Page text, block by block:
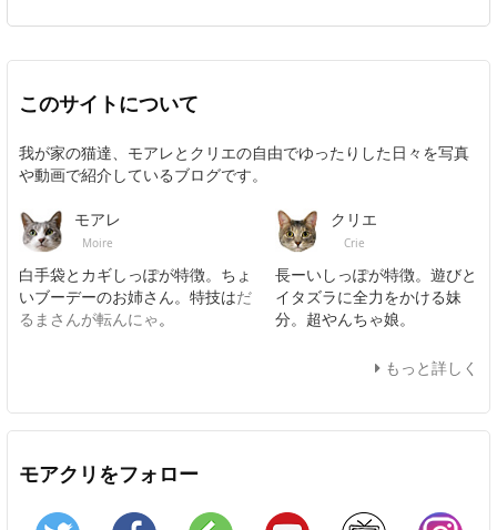
このサイトについて
我が家の猫達、モアレとクリエの自由でゆったりした日々を写真
や動画で紹介しているブログです。
モアレ
Moire
白手袋とカギしっぽが特徴。ちょ
いブーデーのお姉さん。特技はだ
るまさんが転んにゃ。
クリエ
Crie
長ーいしっぽが特徴。遊びと
イタズラに全力をかける妹
分。超やんちゃ娘。
もっと詳しく
モアクリをフォロー